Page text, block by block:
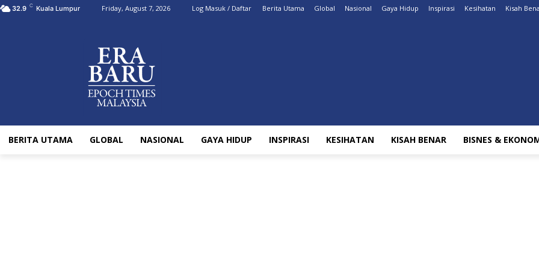
32.9 C Kuala Lumpur Friday, August 7, 2026 Log Masuk / Daftar Berita Utama Global Nasional Gaya Hidup Inspirasi Kesihatan Kisah
BERITA UTAMA GLOBAL NASIONAL GAYA HIDUP INSPIRASI KESIHATAN KISAH BENAR BISNES &